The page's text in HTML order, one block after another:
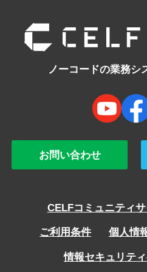
ノーコードの業務シ
お問い合わせ
CELFコミュニティサ
ご利用条件 個人情
情報セキュリテ